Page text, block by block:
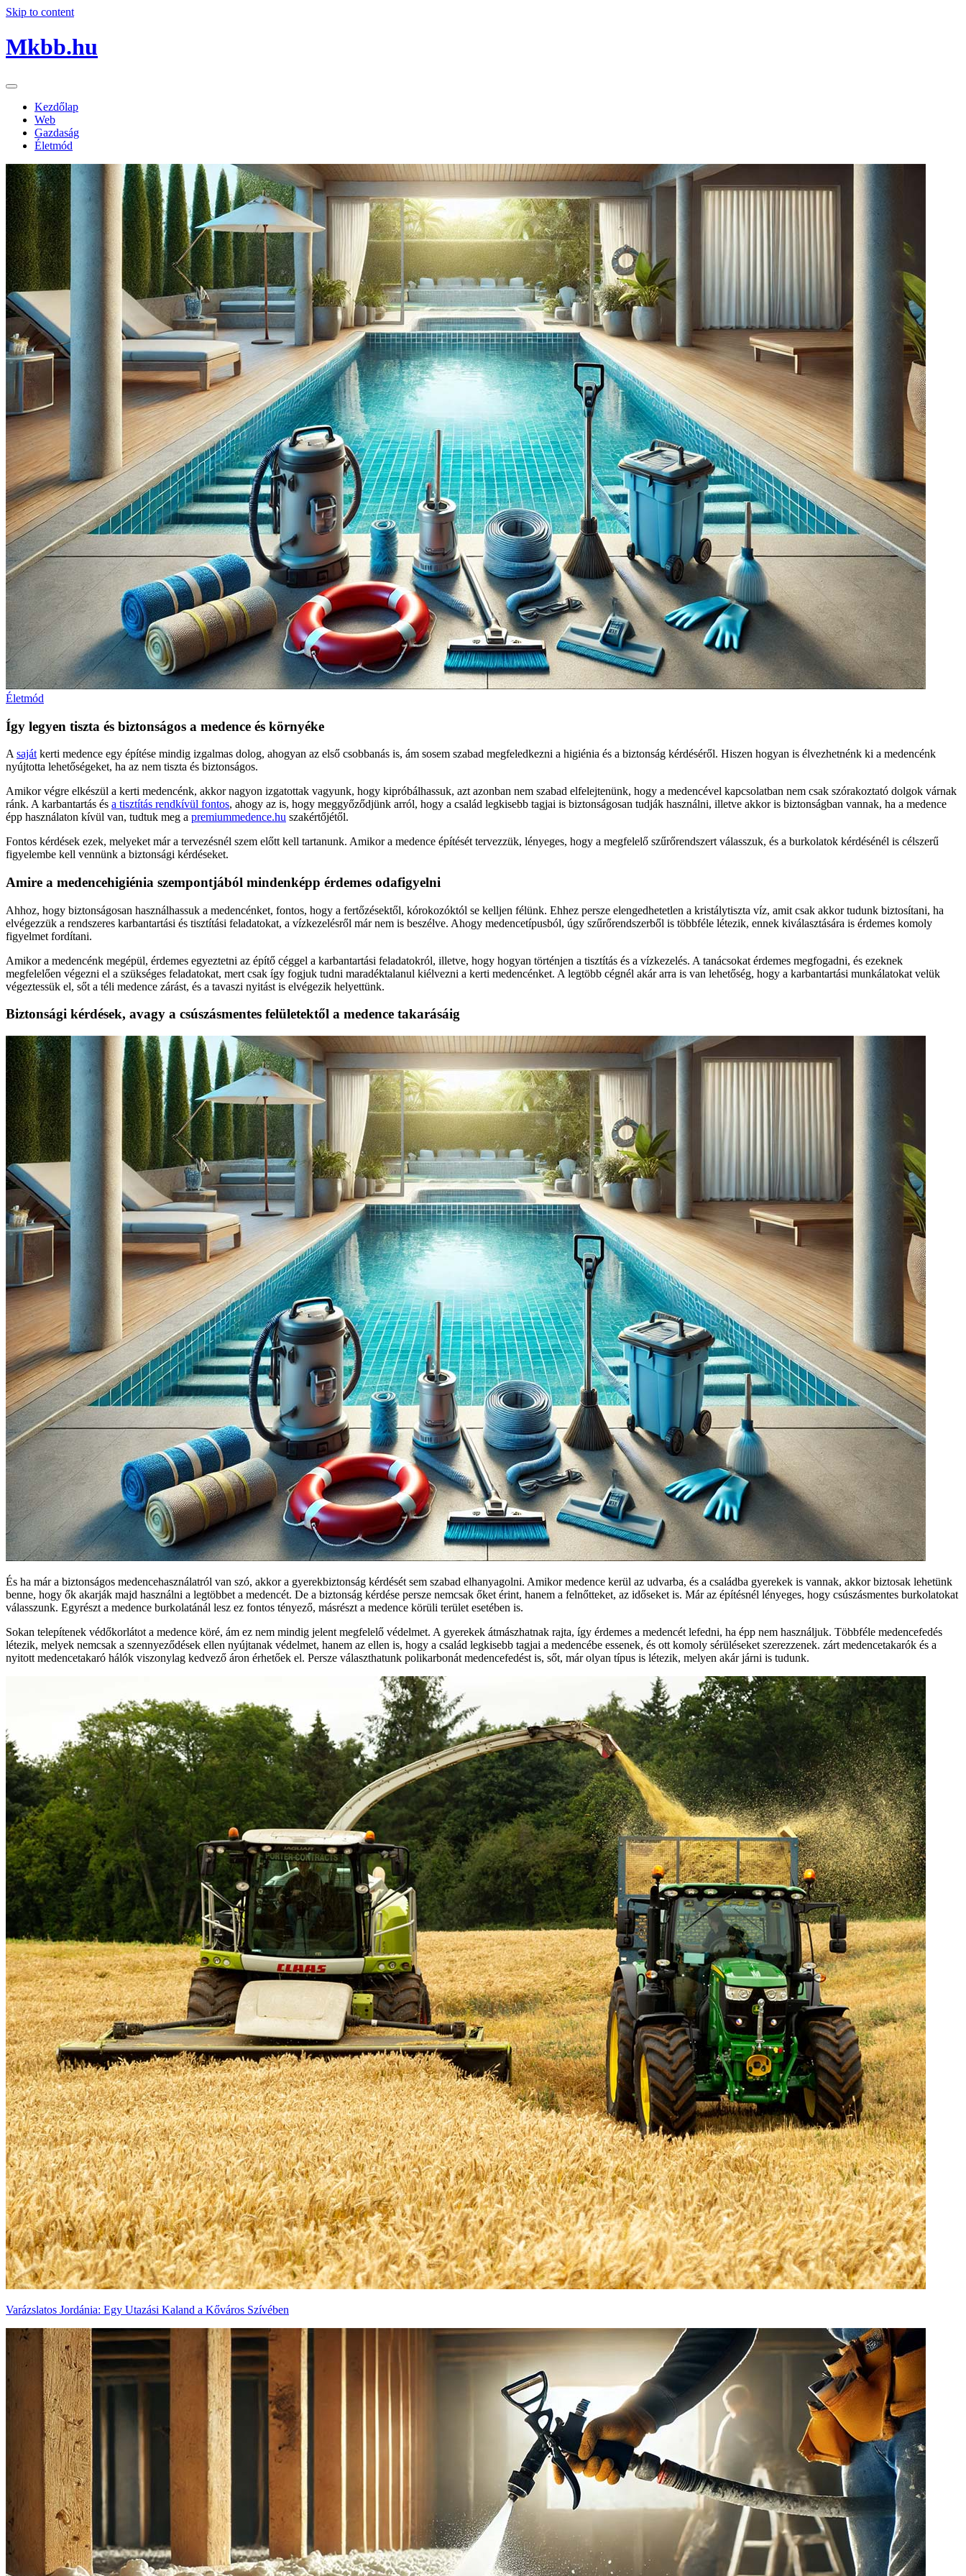
Skip to content
Mkbb.hu
Kezdőlap
Web
Gazdaság
Életmód
Életmód
Így legyen tiszta és biztonságos a medence és környéke
A saját kerti medence egy építése mindig izgalmas dolog, ahogyan az első csobbanás is, ám sosem szabad megfeledkezni a higiénia és a biztonság kérdéséről. Hiszen hogyan is élvezhetnénk ki a medencénk
nyújtotta lehetőségeket, ha az nem tiszta és biztonságos.
Amikor végre elkészül a kerti medencénk, akkor nagyon izgatottak vagyunk, hogy kipróbálhassuk, azt azonban nem szabad elfelejtenünk, hogy a medencével kapcsolatban nem csak szórakoztató dolgok várnak
ránk. A karbantartás és a tisztítás rendkívül fontos, ahogy az is, hogy meggyőződjünk arról, hogy a család legkisebb tagjai is biztonságosan tudják használni, illetve akkor is biztonságban vannak, ha a medence
épp használaton kívül van, tudtuk meg a premiummedence.hu szakértőjétől.
Fontos kérdések ezek, melyeket már a tervezésnél szem előtt kell tartanunk. Amikor a medence építését tervezzük, lényeges, hogy a megfelelő szűrőrendszert válasszuk, és a burkolatok kérdésénél is célszerű
figyelembe kell vennünk a biztonsági kérdéseket.
Amire a medencehigiénia szempontjából mindenképp érdemes odafigyelni
Ahhoz, hogy biztonságosan használhassuk a medencénket, fontos, hogy a fertőzésektől, kórokozóktól se kelljen félünk. Ehhez persze elengedhetetlen a kristálytiszta víz, amit csak akkor tudunk biztosítani, ha
elvégezzük a rendszeres karbantartási és tisztítási feladatokat, a vízkezelésről már nem is beszélve. Ahogy medencetípusból, úgy szűrőrendszerből is többféle létezik, ennek kiválasztására is érdemes komoly
figyelmet fordítani.
Amikor a medencénk megépül, érdemes egyeztetni az építő céggel a karbantartási feladatokról, illetve, hogy hogyan történjen a tisztítás és a vízkezelés. A tanácsokat érdemes megfogadni, és ezeknek
megfelelően végezni el a szükséges feladatokat, mert csak így fogjuk tudni maradéktalanul kiélvezni a kerti medencénket. A legtöbb cégnél akár arra is van lehetőség, hogy a karbantartási munkálatokat velük
végeztessük el, sőt a téli medence zárást, és a tavaszi nyitást is elvégezik helyettünk.
Biztonsági kérdések, avagy a csúszásmentes felületektől a medence takarásáig
És ha már a biztonságos medencehasználatról van szó, akkor a gyerekbiztonság kérdését sem szabad elhanyagolni. Amikor medence kerül az udvarba, és a családba gyerekek is vannak, akkor biztosak lehetünk
benne, hogy ők akarják majd használni a legtöbbet a medencét. De a biztonság kérdése persze nemcsak őket érint, hanem a felnőtteket, az időseket is. Már az építésnél lényeges, hogy csúszásmentes burkolatokat
válasszunk. Egyrészt a medence burkolatánál lesz ez fontos tényező, másrészt a medence körüli terület esetében is.
Sokan telepítenek védőkorlátot a medence köré, ám ez nem mindig jelent megfelelő védelmet. A gyerekek átmászhatnak rajta, így érdemes a medencét lefedni, ha épp nem használjuk. Többféle medencefedés
létezik, melyek nemcsak a szennyeződések ellen nyújtanak védelmet, hanem az ellen is, hogy a család legkisebb tagjai a medencébe essenek, és ott komoly sérüléseket szerezzenek. zárt medencetakarók és a
nyitott medencetakaró hálók viszonylag kedvező áron érhetőek el. Persze választhatunk polikarbonát medencefedést is, sőt, már olyan típus is létezik, melyen akár járni is tudunk.
Varázslatos Jordánia: Egy Utazási Kaland a Kőváros Szívében